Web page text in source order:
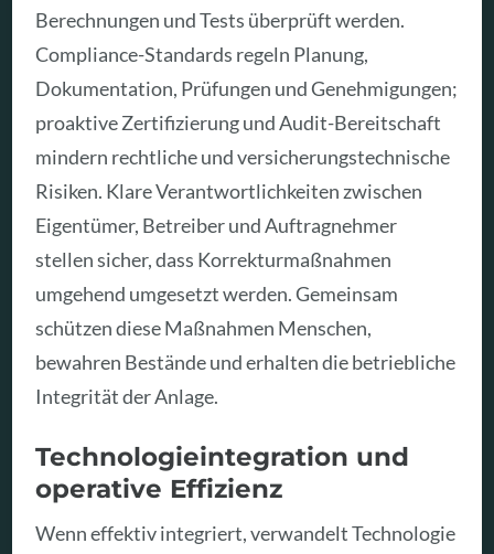
Berechnungen und Tests überprüft werden.
Compliance-Standards regeln Planung,
Dokumentation, Prüfungen und Genehmigungen;
proaktive Zertifizierung und Audit-Bereitschaft
mindern rechtliche und versicherungstechnische
Risiken. Klare Verantwortlichkeiten zwischen
Eigentümer, Betreiber und Auftragnehmer
stellen sicher, dass Korrekturmaßnahmen
umgehend umgesetzt werden. Gemeinsam
schützen diese Maßnahmen Menschen,
bewahren Bestände und erhalten die betriebliche
Integrität der Anlage.
Technologieintegration und
operative Effizienz
Wenn effektiv integriert, verwandelt Technologie